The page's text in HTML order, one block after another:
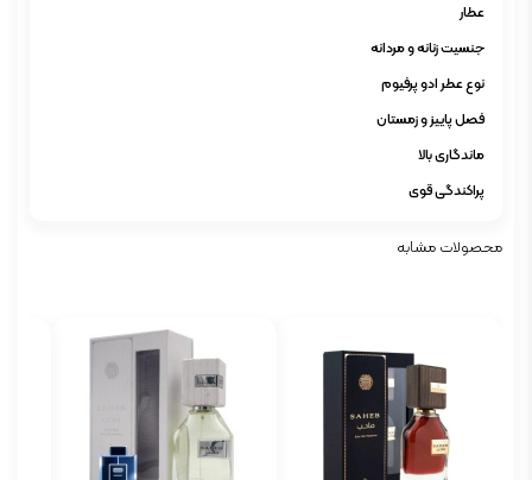
عطار
جنسیت زنانه و مردانه
نوع عطر ادو پرفیوم
فصل پاییز و زمستان
ماندگاری بالا
پراکندگی قوی
محصولات مشابه